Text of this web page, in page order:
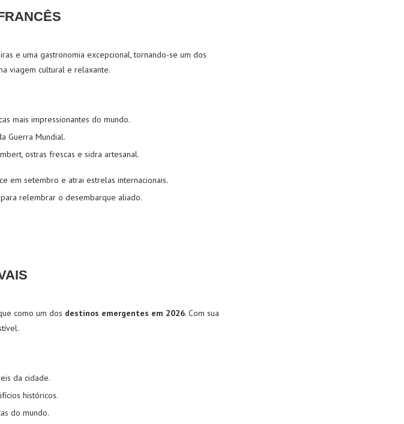
e uma gastronomia excepcional, tornando-se um dos
viagem cultural e relaxante.
mais impressionantes do mundo.
Guerra Mundial.
ostras frescas e sidra artesanal.
em setembro e atrai estrelas internacionais.
relembrar o desembarque aliado.
como um dos destinos emergentes em 2026. Com sua
da cidade.
históricos.
do mundo.